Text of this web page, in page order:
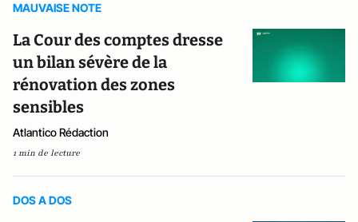
MAUVAISE NOTE
La Cour des comptes dresse
un bilan sévère de la
rénovation des zones
sensibles
Atlantico Rédaction
1 min de lecture
DOS A DOS